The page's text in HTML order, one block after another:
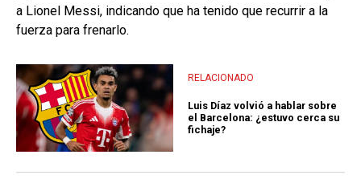
a Lionel Messi, indicando que ha tenido que recurrir a la
fuerza para frenarlo.
RELACIONADO
Luis Díaz volvió a hablar sobre
el Barcelona: ¿estuvo cerca su
fichaje?